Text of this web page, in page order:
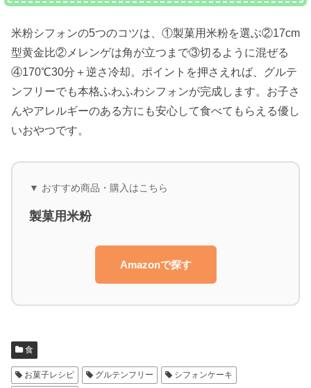
米粉シフォンの5つのコツは、①製菓用米粉を選ぶ②17cm
型黄金比②メレンゲは角が立つまで③切るように混ぜる
④170℃30分＋逆さ冷却。ポイントを押さえれば、グルテ
ンフリーでも本格ふわふわシフォンが完成します。お子さ
んやアレルギーのある方にも安心して食べてもらえる優し
いおやつです。
▼ おすすめ商品・購入はこちら
製菓用米粉
Amazonで探す
食
お菓子レシピ グルテンフリー
シフォンケーキ